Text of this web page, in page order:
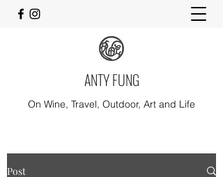
ANTY FUNG
On Wine, Travel, Outdoor, Art and Life
Post